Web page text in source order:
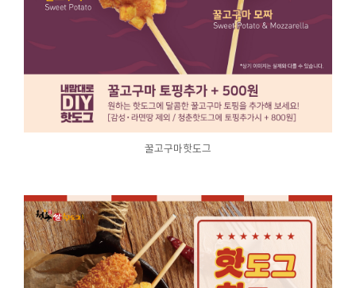
꿀고구마핫도그